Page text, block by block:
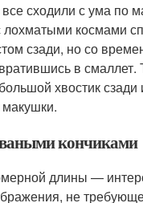
сходили с ума по
лохматыми космами
сзади, но со
в смаллет.
хвостик
кончиками
длины —
не